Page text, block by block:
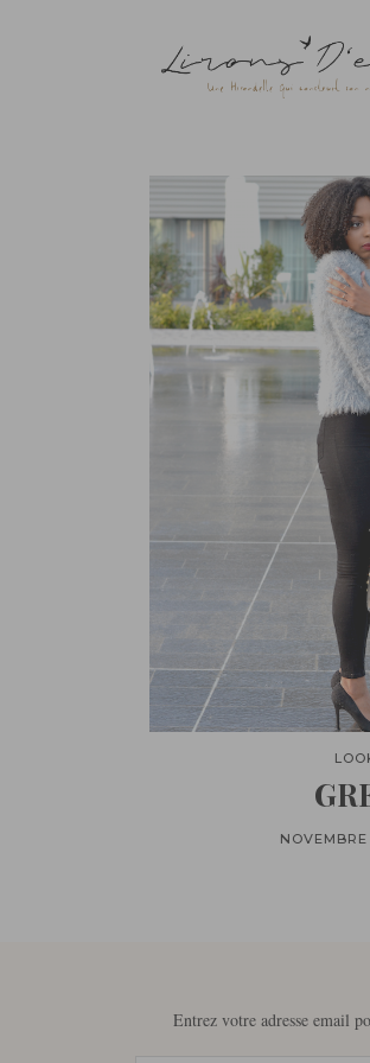
NOVEMBRE
Entrez votre adresse email